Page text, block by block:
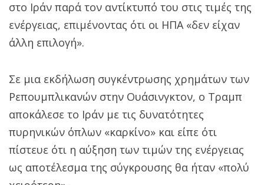
στο Ιράν παρά τον αντίκτυπό του στις τιμές της
ενέργειας, επιμένοντας ότι οι ΗΠΑ «δεν είχαν
άλλη επιλογή».
Σε μια εκδήλωση συγκέντρωσης χρημάτων των
Ρεπουμπλικανών στην Ουάσινγκτον, ο Τραμπ
αποκάλεσε το Ιράν με τις δυνατότητες
πυρηνικών όπλων «καρκίνο» και είπε ότι
πίστευε ότι η αύξηση των τιμών της ενέργειας
ως αποτέλεσμα της σύγκρουσης θα ήταν «πολύ